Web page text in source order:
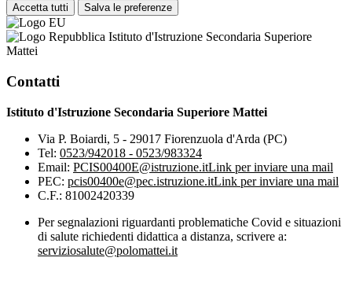
Accetta tutti Salva le preferenze
Istituto d'Istruzione Secondaria Superiore
Mattei
Contatti
Istituto d'Istruzione Secondaria Superiore Mattei
Via P. Boiardi, 5 - 29017 Fiorenzuola d'Arda (PC)
Tel: 0523/942018 - 0523/983324
Email: PCIS00400E@istruzione.itLink per inviare una mail
PEC: pcis00400e@pec.istruzione.itLink per inviare una mail
C.F.: 81002420339
Per segnalazioni riguardanti problematiche Covid e situazioni
di salute richiedenti didattica a distanza, scrivere a:
serviziosalute@polomattei.it